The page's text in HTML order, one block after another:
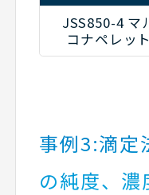
JSS850-4 マ
コナペレット
事例3:滴定
の純度、濃